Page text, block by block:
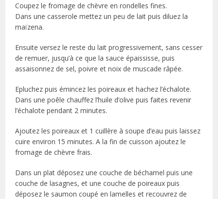
Coupez le fromage de chèvre en rondelles fines.
Dans une casserole mettez un peu de lait puis diluez la
maïzena.
Ensuite versez le reste du lait progressivement, sans cesser
de remuer, jusqu’à ce que la sauce épaississe, puis
assaisonnez de sel, poivre et noix de muscade râpée.
Epluchez puis émincez les poireaux et hachez l’échalote.
Dans une poêle chauffez l’huile d’olive puis faites revenir
l’échalote pendant 2 minutes.
Ajoutez les poireaux et 1 cuillère à soupe d’eau puis laissez
cuire environ 15 minutes. A la fin de cuisson ajoutez le
fromage de chèvre frais.
Dans un plat déposez une couche de béchamel puis une
couche de lasagnes, et une couche de poireaux puis
déposez le saumon coupé en lamelles et recouvrez de